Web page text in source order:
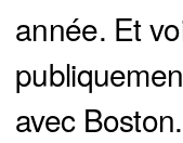
année. Et
avec Boston.